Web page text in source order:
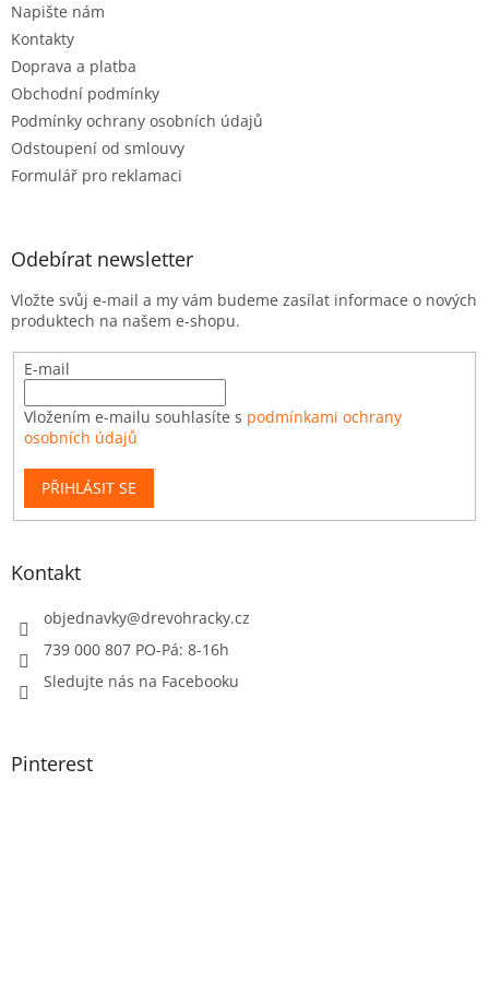
Napište nám
Kontakty
Doprava a platba
Obchodní podmínky
Podmínky ochrany osobních údajů
Odstoupení od smlouvy
Formulář pro reklamaci
Odebírat newsletter
Vložte svůj e-mail a my vám budeme zasílat informace o nových
produktech na našem e-shopu.
E-mail
Vložením e-mailu souhlasíte s podmínkami ochrany
osobních údajů
PŘIHLÁSIT SE
Kontakt
objednavky@drevohracky.cz
739 000 807 PO-Pá: 8-16h
Sledujte nás na Facebooku
Pinterest